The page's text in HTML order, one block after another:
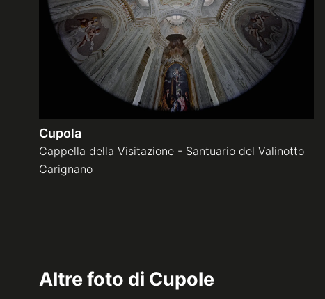
Cupola
Cappella della Visitazione - Santuario del Valinotto
Carignano
Altre foto di Cupole